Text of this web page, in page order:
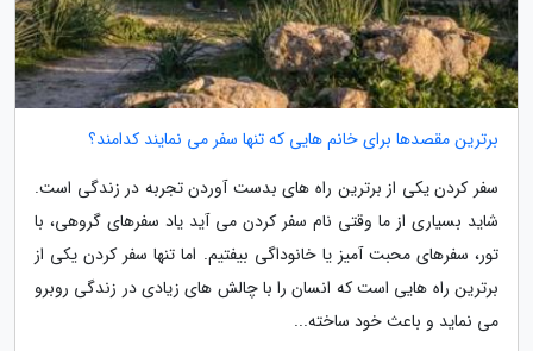
برترین مقصدها برای خانم هایی که تنها سفر می نمایند کدامند؟
سفر کردن یکی از برترین راه های بدست آوردن تجربه در زندگی است.
شاید بسیاری از ما وقتی نام سفر کردن می آید یاد سفرهای گروهی، با
تور، سفرهای محبت آمیز یا خانوداگی بیفتیم. اما تنها سفر کردن یکی از
برترین راه هایی است که انسان را با چالش های زیادی در زندگی روبرو
می نماید و باعث خود ساخته...